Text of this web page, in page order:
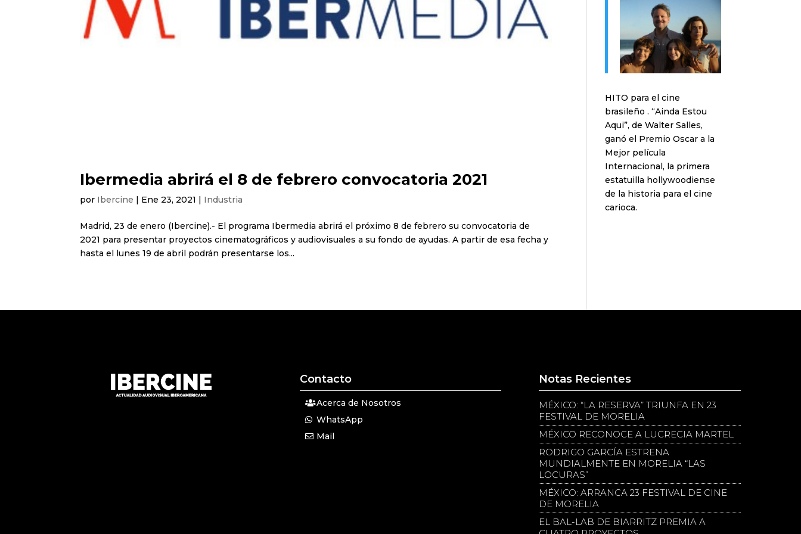
Ibermedia abrirá el 8 de febrero convocatoria 2021
por Ibercine | Ene 23, 2021 | Industria
Madrid, 23 de enero (Ibercine).- El programa Ibermedia abrirá el próximo 8 de febrero su convocatoria de
2021 para presentar proyectos cinematográficos y audiovisuales a su fondo de ayudas. A partir de esa fecha y
hasta el lunes 19 de abril podrán presentarse los...
HITO para el cine
brasileño . “Ainda Estou
Aqui”, de Walter Salles,
ganó el Premio Oscar a la
Mejor película
Internacional, la primera
estatuilla hollywoodiense
de la historia para el cine
carioca.
Contacto
Acerca de Nosotros
WhatsApp
Mail
Notas Recientes
MÉXICO: “LA RESERVA” TRIUNFA EN 23
FESTIVAL DE MORELIA
MÉXICO RECONOCE A LUCRECIA MARTEL
RODRIGO GARCÍA ESTRENA
MUNDIALMENTE EN MORELIA “LAS
LOCURAS”
MÉXICO: ARRANCA 23 FESTIVAL DE CINE
DE MORELIA
EL BAL-LAB DE BIARRITZ PREMIA A